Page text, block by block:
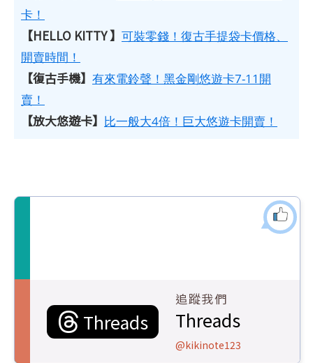
卡！
【HELLO KITTY 】 可裝零錢！復古手提袋卡價格、
開賣時間！
【復古手機】 有來電鈴聲！黑金剛悠遊卡7-11開
賣！
【放大悠遊卡】 比一般大4倍！巨大悠遊卡開賣！
Threads
追蹤我們
Threads
@kikinote123